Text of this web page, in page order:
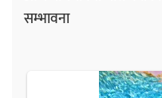
सम्भावना